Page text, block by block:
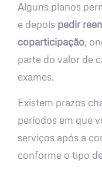
Alguns planos
e depois pedir
coparticipação,
parte do valor de
exames.
Existem prazos
períodos em que
serviços após a
conforme o tipo